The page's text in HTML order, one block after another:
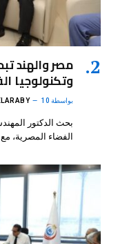
مصر والهند
وتكنولوجيا
بواسطة 10 أغسطس، 2026
بحث الدكتور
الفضاء المصرية،